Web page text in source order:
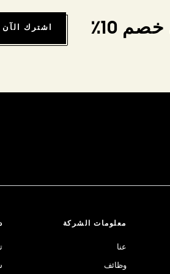
10٪ اشترك الآن
معلومات الشركة
عنا
وظائف